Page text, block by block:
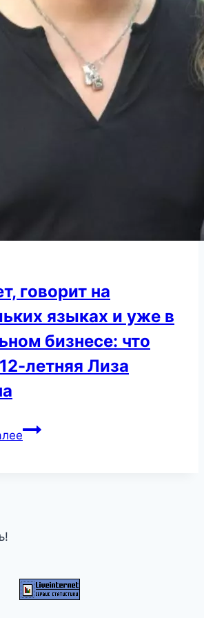
говорит на
языках и уже в
бизнесе: что
летняя Лиза
Танцует,
модельном
бизнесе: